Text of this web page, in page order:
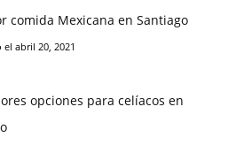
comida Mexicana en Santiago
abril 20, 2021
opciones para celíacos en